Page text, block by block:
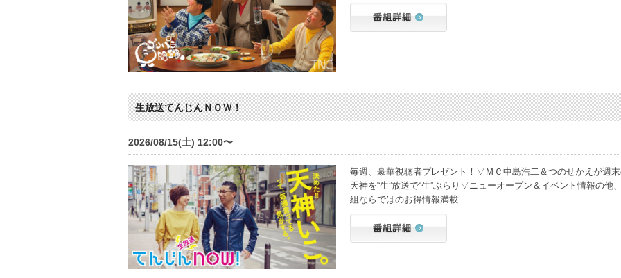
生放送てんじんＮＯＷ！
2026/08/15(土) 12:00〜
毎週、豪華視聴者プレゼント！▽ＭＣ中島浩二＆つのせかえが週
天神を“生”放送で“生”ぶらり▽ニューオープン＆イベント情報の他
組ならではのお得情報満載